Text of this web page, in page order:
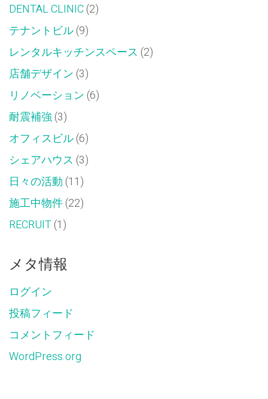
DENTAL CLINIC(2)
テナントビル(9)
レンタルキッチンスペース (2)
店舗デザイン(3)
リノベーション(6)
耐震補強(3)
オフィスビル(6)
シェアハウス (3)
日々の活動(11)
施工中物件(22)
RECRUIT(1)
メタ情報
ログイン
投稿フィード
コメントフィード
WordPress.org